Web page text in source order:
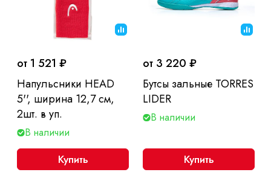
от 1 521 ₽
Напульсники HEAD
5'', ширина 12,7 см,
2шт. в уп.
В наличии
Купить
от 3 220 ₽
Бутсы зальные TORRES
LIDER
В наличии
Купить